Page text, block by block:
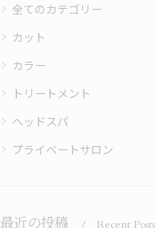
全てのカテゴリー
カット
カラー
トリートメント
ヘッドスパ
プライベートサロン
最近の投稿 Recent Posts